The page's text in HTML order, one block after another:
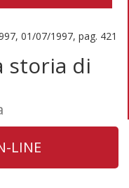
01/07/1997, pag. 421
storia di
LINE